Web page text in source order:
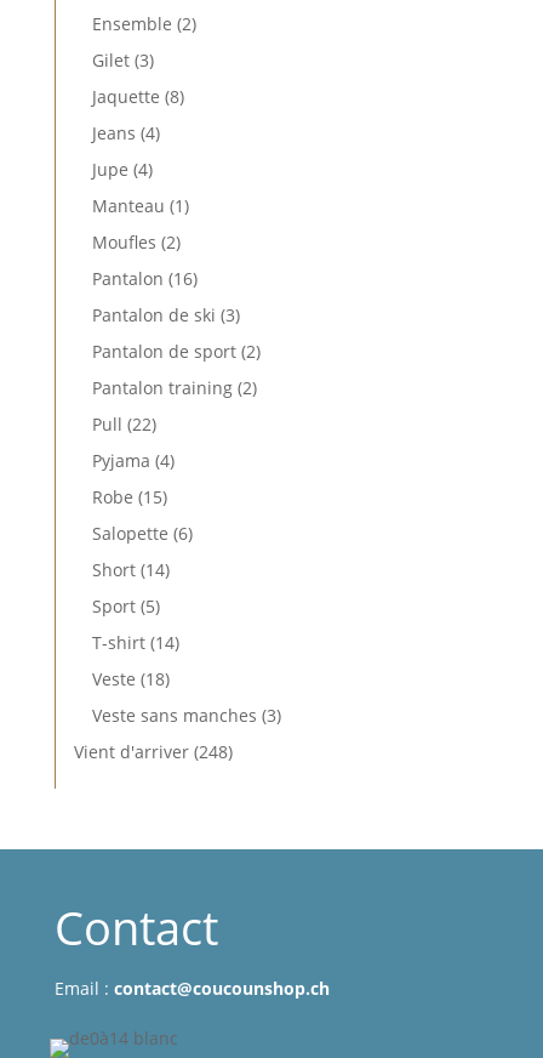
produits
Ensemble 22
Gilet 33
produits
Jaquette 88
Jeans 44
Jupe 44
produits
Manteau 11
Moufles 22
produits
Pantalon 1616
produits
Pantalon de ski 33
produits
Pantalon de sport 22
produits
Pantalon training 22
Pull 2222
produits
Pyjama 44
Robe 1515
produits
Salopette 66
Short 1414
Sport 55
produits
T-shirt 1414
Veste 1818
produits
Veste sans manches 33
Vient d'arriver 248248
Contact
Email : contact@coucounshop.ch